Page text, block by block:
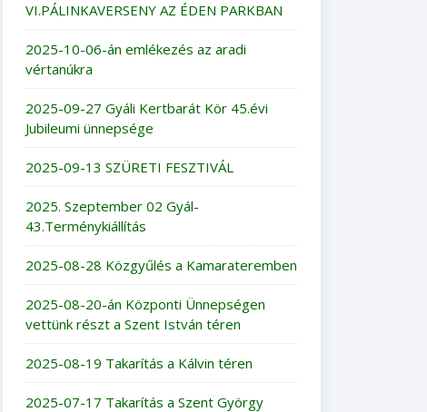
VI.PÁLINKAVERSENY AZ ÉDEN PARKBAN
2025-10-06-án emlékezés az aradi
vértanúkra
2025-09-27 Gyáli Kertbarát Kör 45.évi
Jubileumi ünnepsége
2025-09-13 SZÜRETI FESZTIVÁL
2025. Szeptember 02 Gyál-
43.Terménykiállítás
2025-08-28 Közgyűlés a Kamarateremben
2025-08-20-án Központi Ünnepségen
vettünk részt a Szent István téren
2025-08-19 Takarítás a Kálvin téren
2025-07-17 Takarítás a Szent György